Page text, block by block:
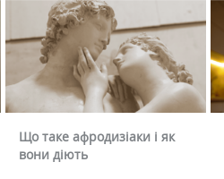
Що таке афродизіаки і як
вони діють